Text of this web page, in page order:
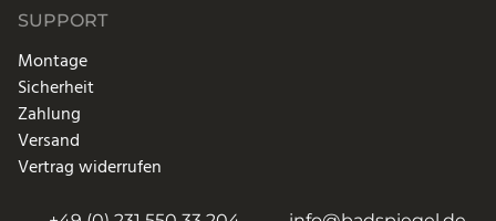
SUPPORT
Montage
Sicherheit
Zahlung
Versand
Vertrag widerrufen